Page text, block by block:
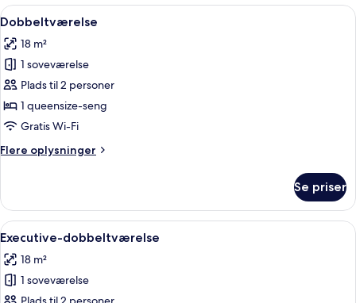
værelser
Indlæs
alle
billeder
af
Dobbeltværelse
En pænt redt seng med hvide
9
Dobbeltværelse
18 m²
1 soveværelse
Plads til 2 personer
1 queensize-seng
Gratis Wi-Fi
Flere oplysninger
Flere
Se priser
Indlæs
alle
billeder
af
Et hotelværelse med seng,
6
Executive-dobbeltværelse
18 m²
1 soveværelse